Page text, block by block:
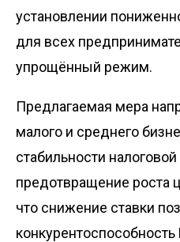
установлении
для всех
упрощённый режим.
Предлагаемая мера
малого и среднего
стабильности
предотвращение роста
что снижение ставки
конкурентоспособность